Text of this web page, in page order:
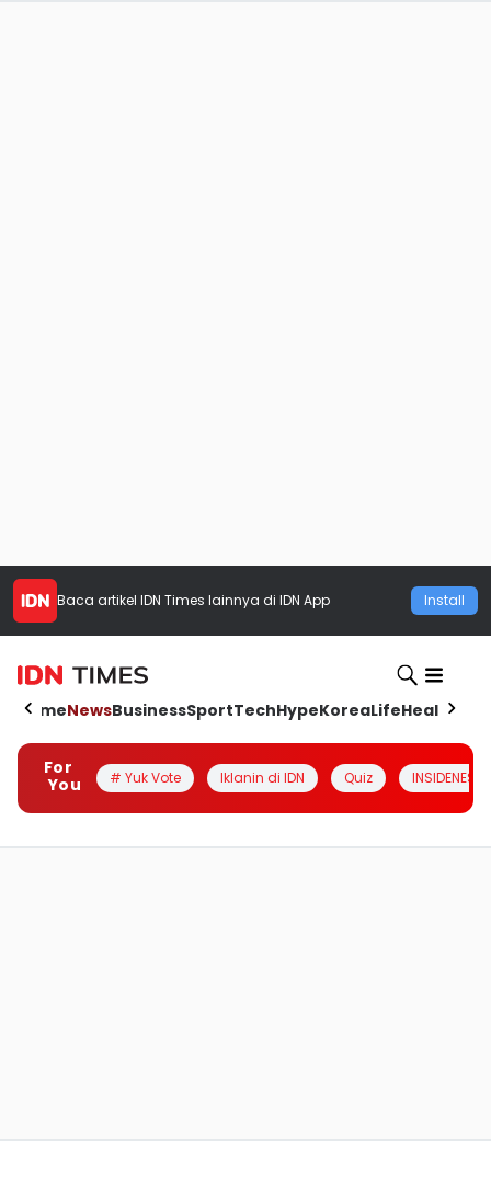
Baca artikel IDN Times lainnya di IDN App Install
HomeNewsBusinessSportTechHypeKoreaLifeHealth
For
You
# Yuk Vote Iklanin di IDN Quiz INSIDENESIA